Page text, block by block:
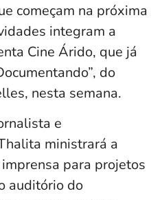
começam na próxima
integram a
Cine Árido, que já
do
nesta semana.
e
ministrará a
para projetos
auditório do